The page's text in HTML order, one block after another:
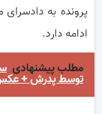
پرونده به
ادامه دارد.
مطلب پیشنهادی
توسط پدرش +